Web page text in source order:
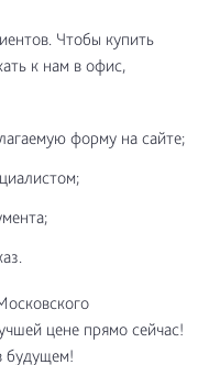
Чтобы купить
к нам в офис,
форму на сайте;
цене прямо сейчас!
будущем!